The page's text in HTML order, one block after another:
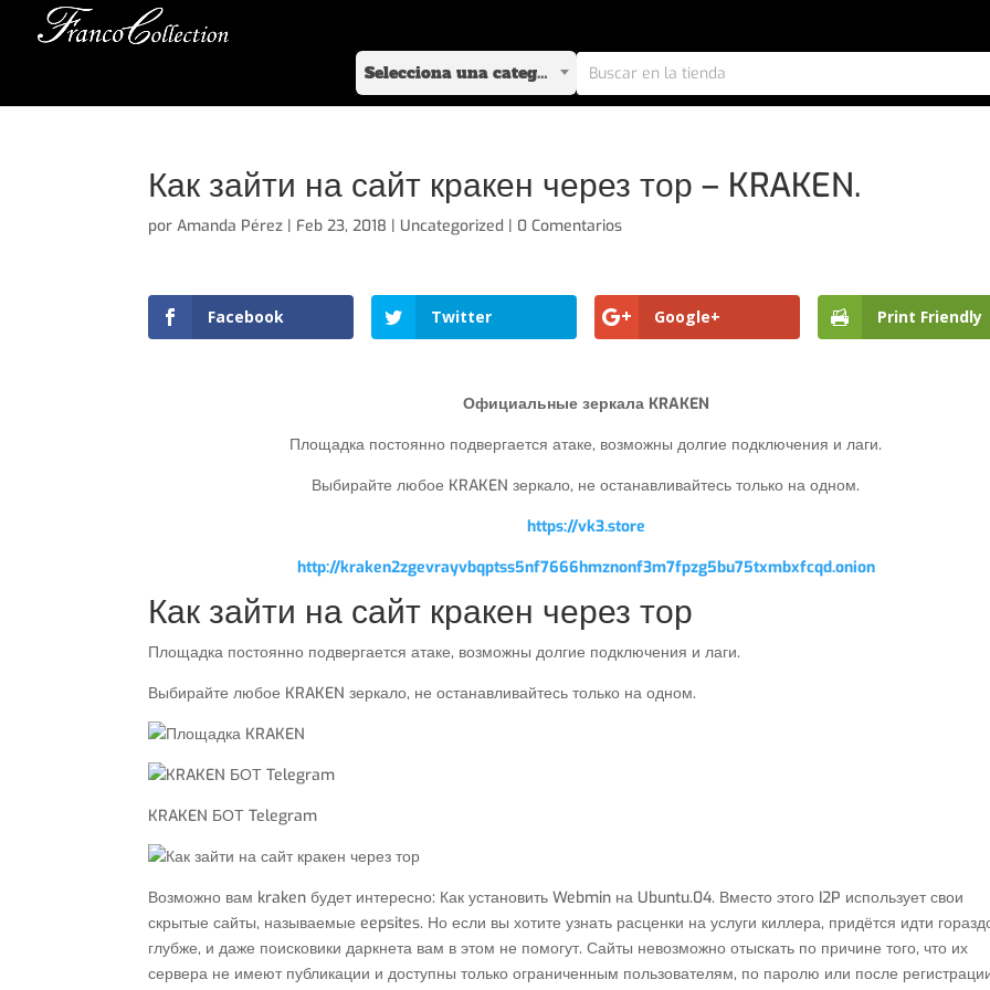
Selecciona una categoría
Как зайти на сайт кракен через тор – KRAKEN.
porAmanda Pérez | Feb 23, 2018 | Uncategorized | 0 Comentarios
Facebook Twitter Google+ Print Friendly
Официальные зеркала KRAKEN
Площадка постоянно подвергается атаке, возможны долгие подключения и лаги.
Выбирайте любое KRAKEN зеркало, не останавливайтесь только на одном.
https://vk3.store
http://kraken2zgevrayvbqptss5nf7666hmznonf3m7fpzg5bu75txmbxfcqd.onion
Как зайти на сайт кракен через тор
Площадка постоянно подвергается атаке, возможны долгие подключения и лаги.
Выбирайте любое KRAKEN зеркало, не останавливайтесь только на одном.
KRAKEN БОТ Telegram
Возможно вам kraken будет интересно: Как установить Webmin на Ubuntu.04. Вместо этого I2P использует свои
скрытые сайты, называемые eepsites. Но если вы хотите узнать расценки на услуги киллера, придётся идти
глубже, и даже поисковики даркнета вам в этом не помогут. Сайты невозможно отыскать по причине того, что их
сервера не имеют публикации и доступны только ограниченным пользователям, по паролю или после